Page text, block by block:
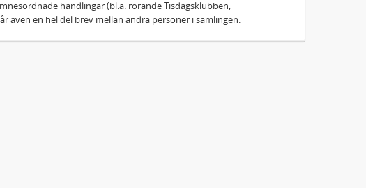
handlingar (bl.a. rörande Tisdagsklubben,
även en hel del brev mellan andra personer i samlingen.